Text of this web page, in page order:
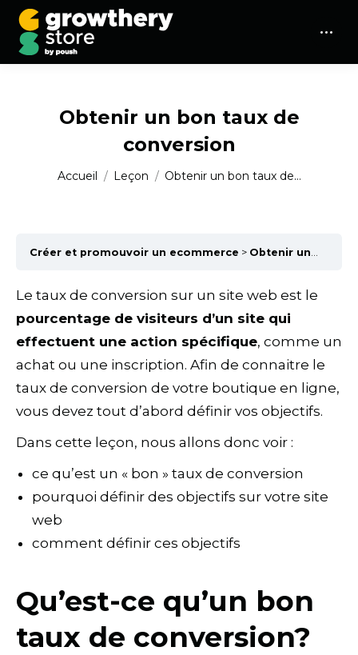
Obtenir un bon taux de
conversion
Vous êtes ici :
Accueil Leçon Obtenir un bon taux de…
Créer et promouvoir un ecommerce Obtenir un bon taux de conversion
Le taux de conversion sur un site web est le
pourcentage de visiteurs d’un site qui
effectuent une action spécifique, comme un
achat ou une inscription. Afin de connaitre le
taux de conversion de votre boutique en ligne,
vous devez tout d’abord définir vos objectifs.
Dans cette leçon, nous allons donc voir :
ce qu’est un « bon » taux de conversion
pourquoi définir des objectifs sur votre site
web
comment définir ces objectifs
Qu’est-ce qu’un bon
taux de conversion?